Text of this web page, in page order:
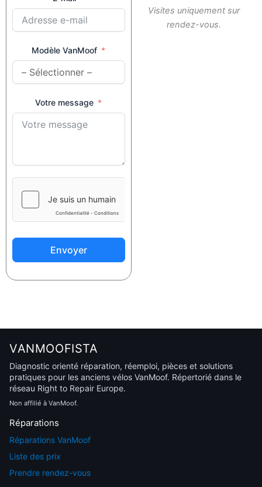
Modèle VanMoof
Votre message
Envoyer
Visites uniquement sur
rendez-vous.
VANMOOFISTA
Diagnostic orienté réparation, réemploi, pièces et solutions
pratiques pour les anciens vélos VanMoof. Répertorié dans le
réseau Right to Repair Europe.
Non affilié à VanMoof.
Réparations
Réparations VanMoof
Liste des prix
Prendre rendez-vous